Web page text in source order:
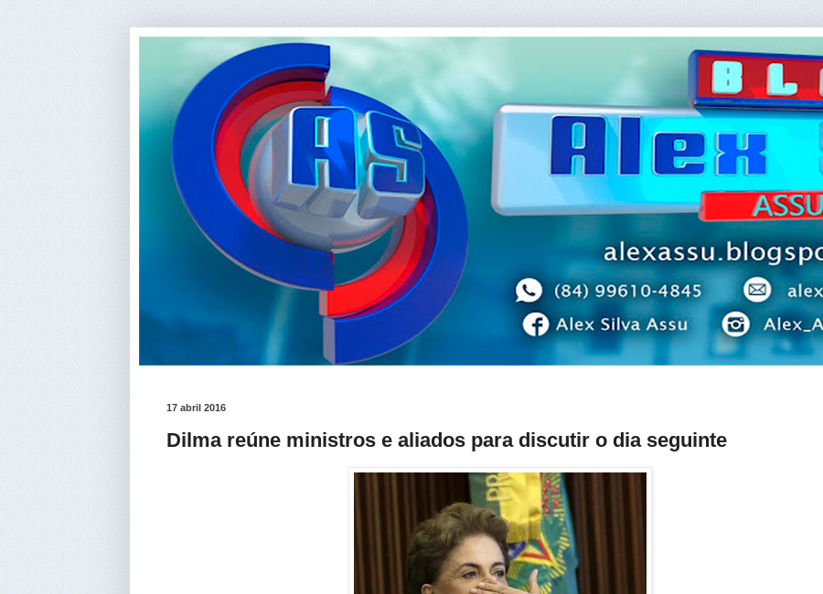
17 abril 2016
Dilma reúne ministros e aliados para discutir o dia seguinte